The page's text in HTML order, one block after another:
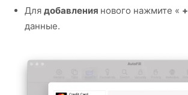
Для добавления нового нажмите « +
данные.